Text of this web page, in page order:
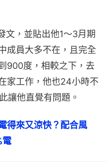
文，並貼出他1～3月期
成員大多不在，且完全
900度，相較之下，去
家工作，他也24小時不
讓他直覺有問題。
得來又涼快？配合風
電